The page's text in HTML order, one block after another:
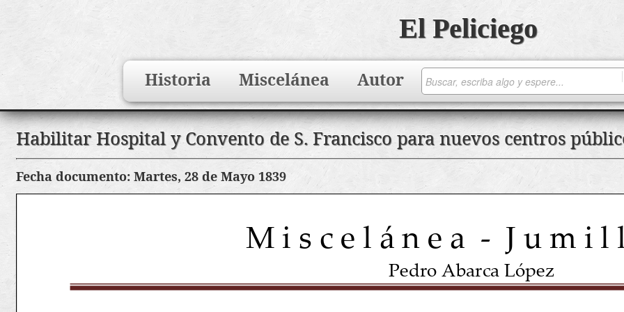
Saltar
contenido
El Peliciego
Historia Miscelánea Autor
Search
Habilitar Hospital y Convento de S. Francisco para nuevos centros
Fecha documento: Martes, 28 de Mayo 1839